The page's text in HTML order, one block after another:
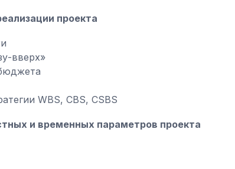
проекта
вверх»
WBS, CBS, CSBS
и временных параметров проекта